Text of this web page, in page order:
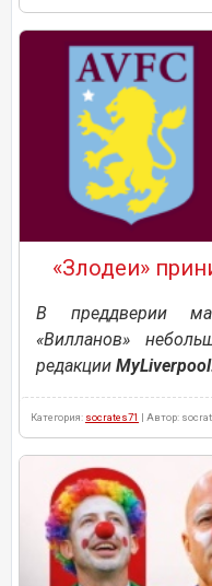
«Злодеи»
В преддверии
«Вилланов»
редакции
Категория: socrates71 | Автор: